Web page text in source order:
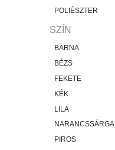
POLIÉSZTER
SZÍN
BARNA
BÉZS
FEKETE
KÉK
LILA
NARANCSSÁRGA
PIROS